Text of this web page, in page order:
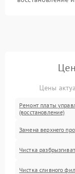
Цены
Ремонт платы
(восстановление)
Замена верхнего
Чистка
Чистка сливного